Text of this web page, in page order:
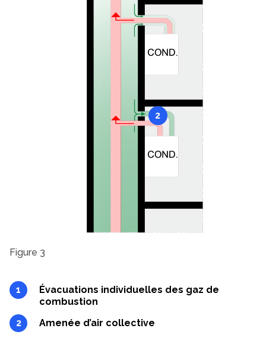
2
Figure 3
Évacuations individuelles des gaz de
combustion
Amenée d’air collective